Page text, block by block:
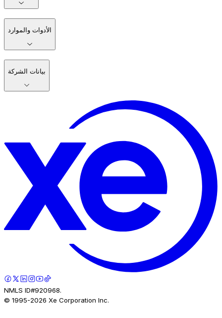
الأدوات والموارد
بيانات الشركة
NMLS ID#920968.
© 1995-2026 Xe Corporation Inc.